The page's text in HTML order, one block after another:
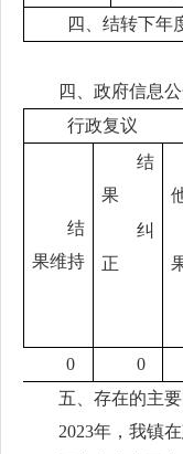
四、结转下年
四、政府信息
行政复议
结
果维持
结
果
纠
正
0
0
五、存在的主
2023年，我镇